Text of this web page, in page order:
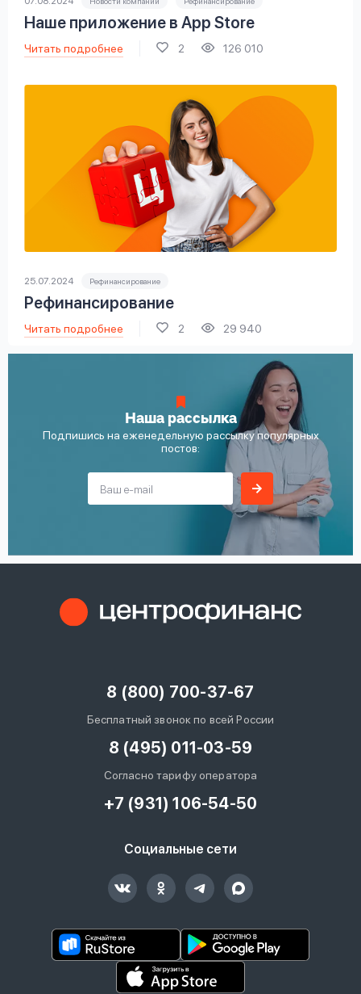
Наше приложение в App Store
Читать подробнее 2 126 010
25.07.2024 Рефинансирование
Рефинансирование
Читать подробнее 2 29 940
Наша рассылка
Подпишись на еженедельную рассылку популярных
постов:
8 (800) 700-37-67
Бесплатный звонок по всей России
8 (495) 011-03-59
Согласно тарифу оператора
+7 (931) 106-54-50
Социальные сети